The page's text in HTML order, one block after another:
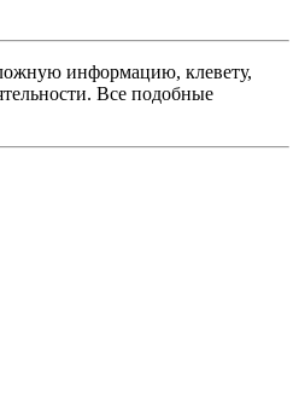
информацию, клевету,
Все подобные